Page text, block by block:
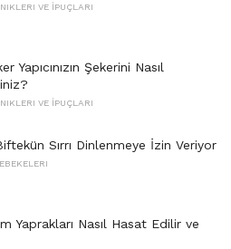
VE İPUÇLARI
Yapıcınızın Şekerini Nasıl
VE İPUÇLARI
Sırrı Dinlenmeye İzin Veriyor
Yaprakları Nasıl Hasat Edilir ve